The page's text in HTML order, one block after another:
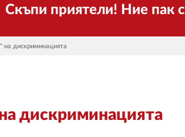
приятели! Ние пак сме
дискриминацията
дискриминацията